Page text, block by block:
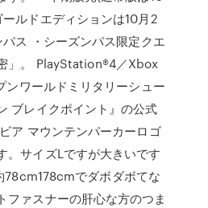
ルドエディションは10月2
ス ・シーズンパス限定クエ
」。 PlayStation®4／Xbox
ンワールドミリタリーシュー
ブレイクポイント』の公式
ア マウンテンパーカーロゴ
。サイズLですが大きいです
でダボダボてな
ファスナーの肝心な方のつま